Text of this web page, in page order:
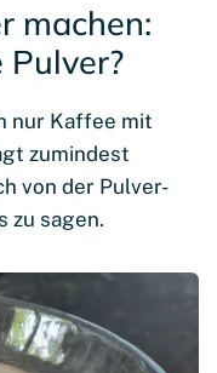
machen:
nur Kaffee mit
zumindest
von der Pulver-
zu sagen.